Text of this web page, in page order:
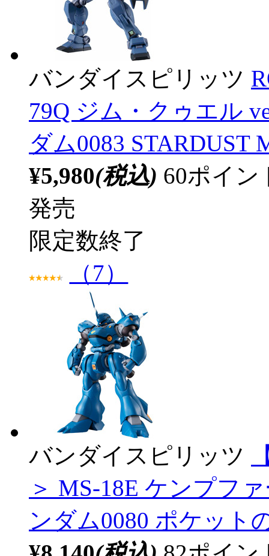
バンダイスピリッツ
79Q ジム・クゥエル
ダム0083 STARDUST
¥5,980(税込) 60ポイ
発売
限定数終了
（7）
バンダイスピリッツ
＞ MS-18E ケンプフ
ンダム0080 ポケット